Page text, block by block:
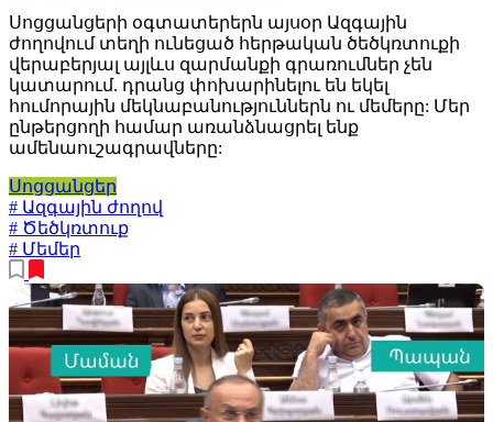
Սոցցանցերի օգտատերերն այսօր Ազգային
ժողովում տեղի ունեցած հերթական ծեծկռտուքի
վերաբերյալ այլևս զարմանքի գրառումներ չեն
կատարում. դրանց փոխարինելու են եկել
հումորային մեկնաբանություններն ու մեմերը: Մեր
ընթերցողի համար առանձնացրել ենք
ամենաուշագրավները:
Սոցցանցեր
# Ազգային ժողով
# Ծեծկռտուք
# Մեմեր